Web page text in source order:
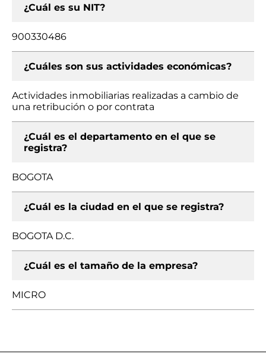
¿Cuál es su NIT?
900330486
¿Cuáles son sus actividades económicas?
Actividades inmobiliarias realizadas a cambio de
una retribución o por contrata
¿Cuál es el departamento en el que se
registra?
BOGOTA
¿Cuál es la ciudad en el que se registra?
BOGOTA D.C.
¿Cuál es el tamaño de la empresa?
MICRO